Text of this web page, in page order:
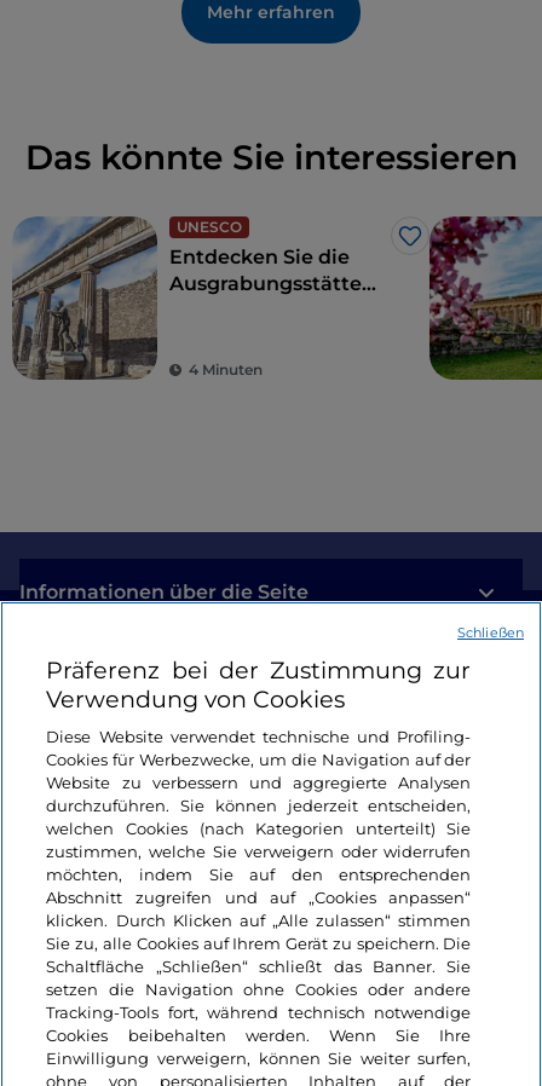
Mehr erfahren
Das könnte Sie interessieren
UNESCO
Like
Entdecken Sie die
Ausgrabungsstätte
Torre Annunziata
4 Minuten
Informationen über die Seite
Nützliche Links
Login
Bleiben wir in Kontakt
Präferenz bei der Zustimmung zur
Verwendung von Cookies
Diese Website verwendet technische und Profiling-
Cookies für Werbezwecke, um die Navigation auf der
Website zu verbessern und aggregierte Analysen
durchzuführen. Sie können jederzeit entscheiden,
welchen Cookies (nach Kategorien unterteilt) Sie
zustimmen, welche Sie verweigern oder widerrufen
möchten, indem Sie auf den entsprechenden
Abschnitt zugreifen und auf „Cookies anpassen“
klicken. Durch Klicken auf „Alle zulassen“ stimmen
Sie zu, alle Cookies auf Ihrem Gerät zu speichern. Die
Schaltfläche „Schließen“ schließt das Banner. Sie
setzen die Navigation ohne Cookies oder andere
Tracking-Tools fort, während technisch notwendige
Cookies beibehalten werden. Wenn Sie Ihre
Einwilligung verweigern, können Sie weiter surfen,
ohne von personalisierten Inhalten auf der
Schließen